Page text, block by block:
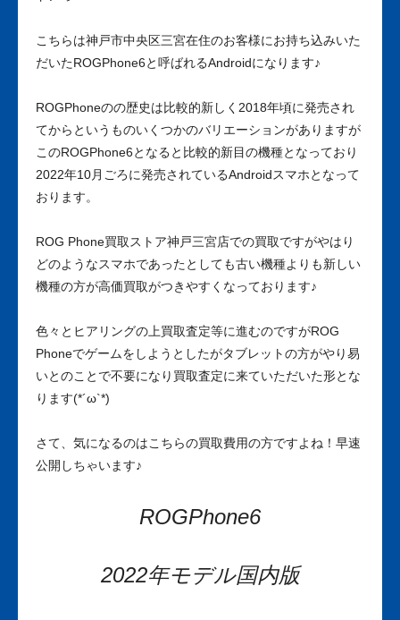
こちらは神戸市中央区三宮在住のお客様にお持ち込みいた
だいたROGPhone6と呼ばれるAndroidになります♪
ROGPhoneのの歴史は比較的新しく2018年頃に発売され
てからというものいくつかのバリエーションがありますが
このROGPhone6となると比較的新目の機種となっており
2022年10月ごろに発売されているAndroidスマホとなって
おります。
ROG Phone買取ストア神戸三宮店での買取ですがやはり
どのようなスマホであったとしても古い機種よりも新しい
機種の方が高価買取がつきやすくなっております♪
色々とヒアリングの上買取査定等に進むのですがROG
Phoneでゲームをしようとしたがタブレットの方がやり易
いとのことで不要になり買取査定に来ていただいた形とな
ります(*´ω`*)
さて、気になるのはこちらの買取費用の方ですよね！早速
公開しちゃいます♪
ROGPhone6
2022年モデル国内版